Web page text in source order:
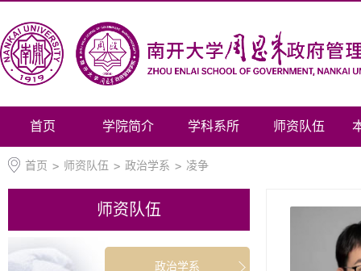
首页 学院简介 学科系所 师资队伍
首页 > 师资队伍 > 政治学系 > 凌争
师资队伍
政治学系